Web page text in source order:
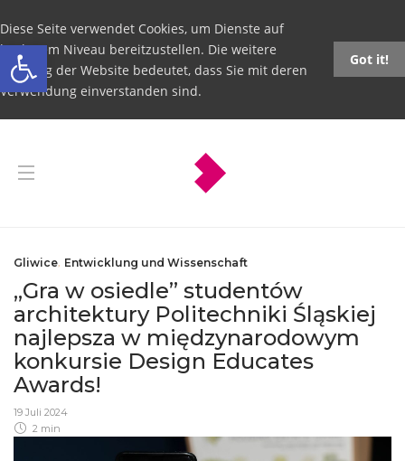
Open toolbar
Diese Seite verwendet Cookies, um Dienste auf
höchstem Niveau bereitzustellen. Die weitere
Nutzung der Website bedeutet, dass Sie mit deren
Verwendung einverstanden sind.
Got it!
Gliwice, Entwicklung und Wissenschaft
„Gra w osiedle” studentów
architektury Politechniki Śląskiej
najlepsza w międzynarodowym
konkursie Design Educates
Awards!
19 Juli 2024
2 min